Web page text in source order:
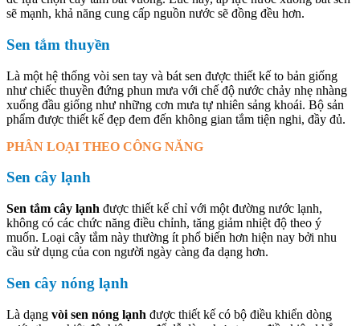
sẽ mạnh, khả năng cung cấp nguồn nước sẽ đồng đều hơn.
Sen tắm thuyền
Là một hệ thống vòi sen tay và bát sen được thiết kế to bản giống
như chiếc thuyền đứng phun mưa với chế độ nước chảy nhẹ nhàng
xuống đầu giống như những cơn mưa tự nhiên sảng khoái. Bộ sản
phẩm được thiết kế đẹp đem đến không gian tắm tiện nghi, đầy đủ.
PHÂN LOẠI THEO CÔNG NĂNG
Sen cây lạnh
Sen tắm cây lạnh được thiết kế chỉ với một đường nước lạnh,
không có các chức năng điều chỉnh, tăng giảm nhiệt độ theo ý
muốn. Loại cây tắm này thường ít phổ biến hơn hiện nay bởi nhu
cầu sử dụng của con người ngày càng đa dạng hơn.
Sen cây nóng lạnh
Là dạng vòi sen nóng lạnh được thiết kế có bộ điều khiển dòng